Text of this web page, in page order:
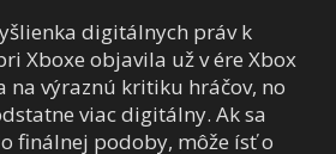
digitálnych práv k
Xboxe objavila už v ére Xbox
na výraznú kritiku hráčov, no
viac digitálny. Ak sa
finálnej podoby, môže ísť o